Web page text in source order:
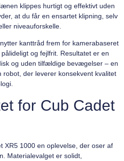
klippes hurtigt og effektivt uden
at du får en ensartet klipning, selv
niveauforskelle.
kanttråd frem for kamerabaseret
og fejlfrit. Resultatet er en
og uden tilfældige bevægelser – en
robot, der leverer konsekvent kvalitet
for Cub Cadet
XR5 1000 en oplevelse, der oser af
Materialevalget er solidt,